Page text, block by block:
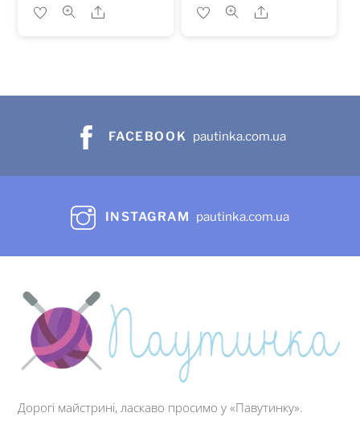
Share Share
FACEBOOK pautinka.com.ua
INSTAGRAM pautinka.com.ua
Дорогі майстрині, ласкаво просимо у «Павутинку».